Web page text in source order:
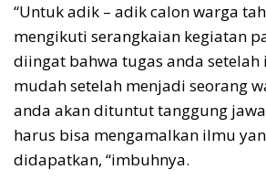
“Untuk adik – adik calon warga
mengikuti serangkaian kegiatan
diingat bahwa tugas anda
mudah setelah menjadi seorang
anda akan dituntut tanggung
harus bisa mengamalkan ilmu
didapatkan, “imbuhnya.